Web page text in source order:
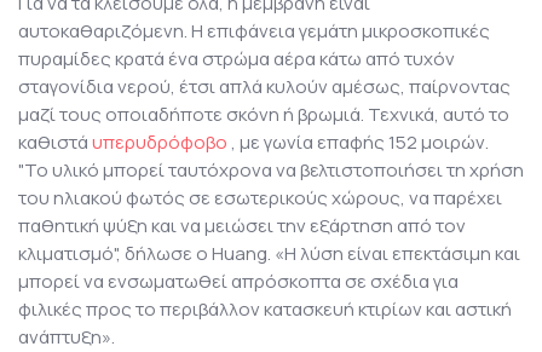
αυτοκαθαριζόμενη. Η επιφάνεια γεμάτη μικροσκοπικές
πυραμίδες κρατά ένα στρώμα αέρα κάτω από τυχόν
σταγονίδια νερού, έτσι απλά κυλούν αμέσως, παίρνοντας
μαζί τους οποιαδήποτε σκόνη ή βρωμιά. Τεχνικά, αυτό το
καθιστάυπερυδρόφοβο, με γωνία επαφής 152 μοιρών.
"Το υλικό μπορεί ταυτόχρονα να βελτιστοποιήσει τη χρήση
του ηλιακού φωτός σε εσωτερικούς χώρους, να παρέχει
παθητική ψύξη και να μειώσει την εξάρτηση από τον
κλιματισμό", δήλωσε ο Huang. «Η λύση είναι επεκτάσιμη και
μπορεί να ενσωματωθεί απρόσκοπτα σε σχέδια για
φιλικές προς το περιβάλλον κατασκευή κτιρίων και αστική
ανάπτυξη».